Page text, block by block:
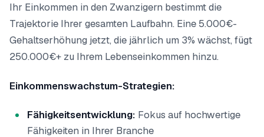
Ihr Einkommen in den Zwanzigern bestimmt die
Trajektorie Ihrer gesamten Laufbahn. Eine 5.000€-
Gehaltserhöhung jetzt, die jährlich um 3% wächst, fügt
250.000€+ zu Ihrem Lebenseinkommen hinzu.
Einkommenswachstum-Strategien:
Fähigkeitsentwicklung: Fokus auf hochwertige
Fähigkeiten in Ihrer Branche